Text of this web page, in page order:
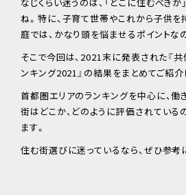
ね。特に、子育て世帯やこれから子供を
庭では、かなり頭を悩ませるポイントな
そこで今回は、2021末に発表された『
ンキング2021』の結果をまとめてご紹介
首都圏エリアのランキングを中心に、働
街はどこか、どのように評価されている
ます。
住む街選びに迷っているなら、ぜひ参考